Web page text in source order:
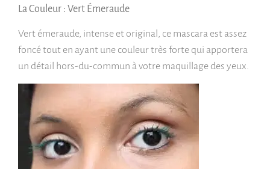
La Couleur : Vert Émeraude
Vert émeraude, intense et original, ce mascara est assez
foncé tout en ayant une couleur très forte qui apportera
un détail hors-du-commun à votre maquillage des yeux.